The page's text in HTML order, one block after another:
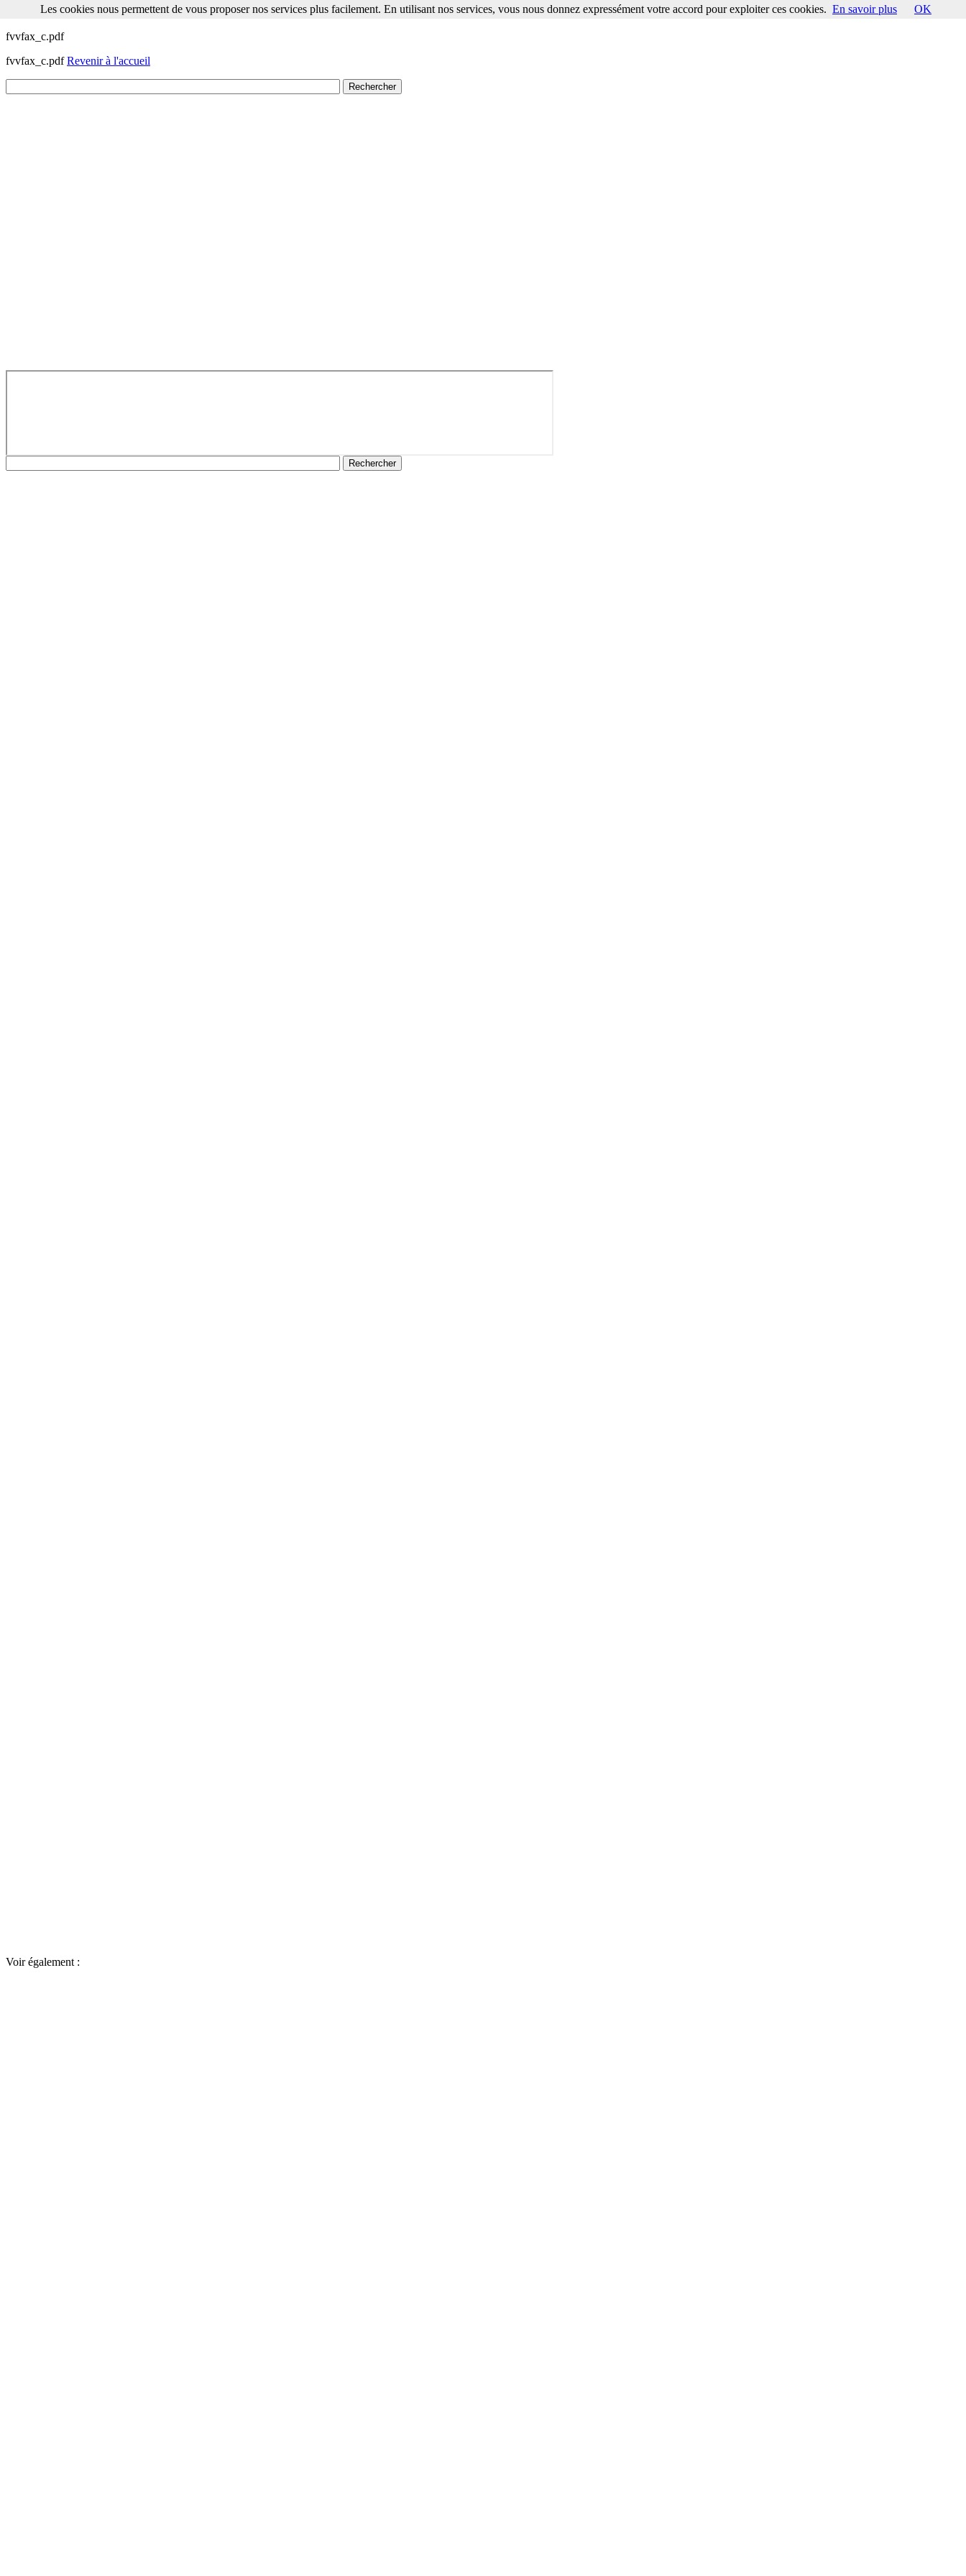
Les cookies nous permettent de vous proposer nos services plus facilement. En utilisant nos services, vous nous donnez expressément votre accord pour exploiter ces cookies.En savoir plus OK
fvvfax_c.pdf
fvvfax_c.pdfRevenir à l'accueil
Voir également :
Les cookies nous permettent de vous proposer nos services plus facilement. En utilisant nos services, vous nous donnez expressément votre accord pour exploiter ces cookies. En savoir plus OK